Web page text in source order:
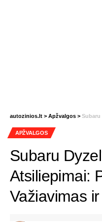
autozinios.lt > Apžvalgos > Subaru
APŽVALGOS
Subaru
Atsiliepimai:
Važiavimas